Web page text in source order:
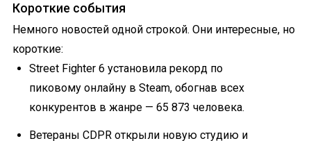
Короткие события
Немного новостей одной строкой. Они интересные, но
короткие:
Street Fighter 6 установила рекорд по
пиковому онлайну в Steam, обогнав всех
конкурентов в жанре — 65 873 человека.
Ветераны CDPR открыли новую студию и